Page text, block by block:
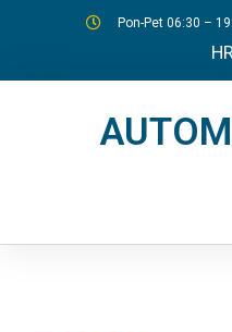
Pon-Pet 06:30 –